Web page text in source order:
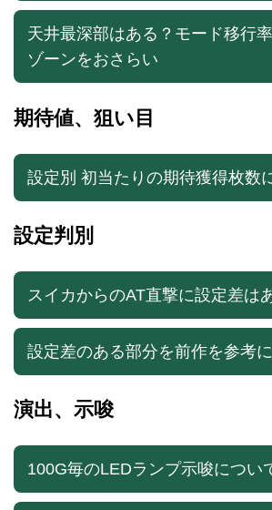
天井最深部はある？モード移行
ゾーンをおさらい
期待値、狙い目
設定別 初当たりの期待獲得枚数
設定判別
スイカからのAT直撃に設定差は
設定差のある部分を前作を参考
演出、示唆
100G毎のLEDランプ示唆につい